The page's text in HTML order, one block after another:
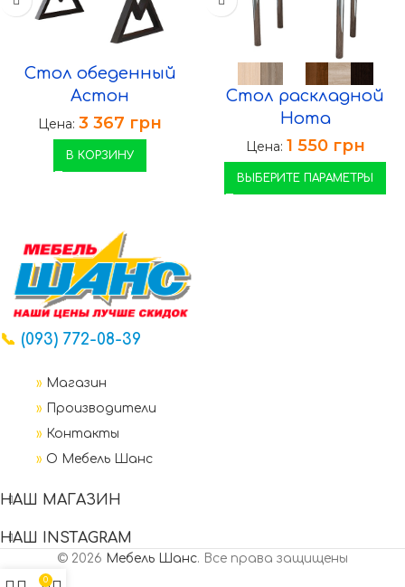
Стол обеденный
Астон
Цена: 3 367 грн
В КОРЗИНУ
Стол раскладной
Нота
Цена: 1 550 грн
ВЫБЕРИТЕ ПАРАМЕТРЫ
📞 (093) 772-08-39
» Магазин
»
Производители
» Контакты
» О Мебель Шанс
НАШ МАГАЗИН
НАШ INSTAGRAM
© 2026 Мебель Шанс. Все права защищены
0